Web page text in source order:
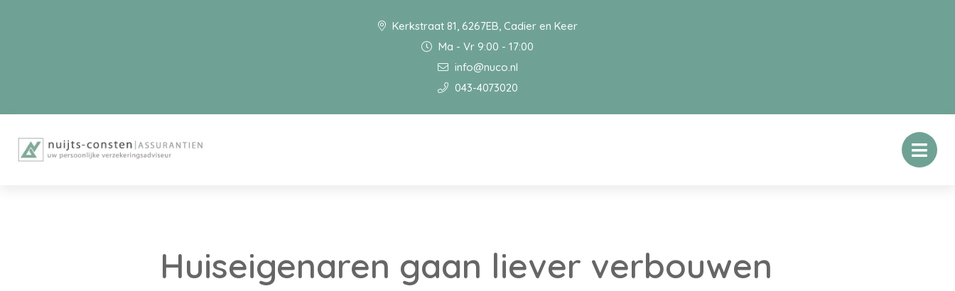
Kerkstraat 81, 6267EB, Cadier en Keer
Ma - Vr 9:00 - 17:00
info@nuco.nl
043-4073020
Huiseigenaren gaan liever verbouwen